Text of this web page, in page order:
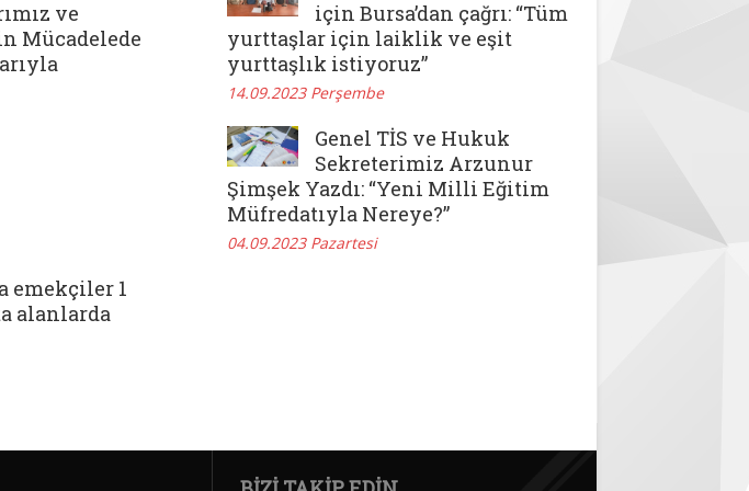
ve
Mücadelede
için Bursa’dan çağrı: “Tüm
yurttaşlar için laiklik ve eşit
yurttaşlık istiyoruz”
14.09.2023 Perşembe
Genel TİS ve Hukuk
Sekreterimiz Arzunur
Şimşek Yazdı: “Yeni Milli Eğitim
Müfredatıyla Nereye?”
04.09.2023 Pazartesi
emekçiler 1
alanlarda